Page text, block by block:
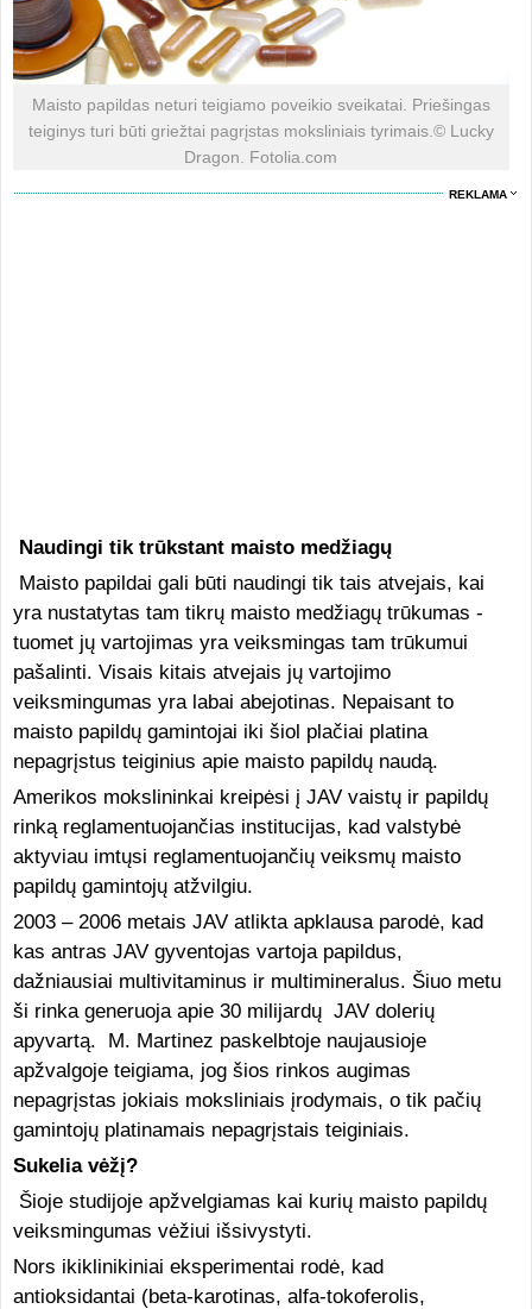
Maisto papildas neturi teigiamo poveikio sveikatai. Priešingas
teiginys turi būti griežtai pagrįstas moksliniais tyrimais.© Lucky
Dragon. Fotolia.com
REKLAMA
Naudingi tik trūkstant maisto medžiagų
Maisto papildai gali būti naudingi tik tais atvejais, kai
yra nustatytas tam tikrų maisto medžiagų trūkumas -
tuomet jų vartojimas yra veiksmingas tam trūkumui
pašalinti. Visais kitais atvejais jų vartojimo
veiksmingumas yra labai abejotinas. Nepaisant to
maisto papildų gamintojai iki šiol plačiai platina
nepagrįstus teiginius apie maisto papildų naudą.
Amerikos mokslininkai kreipėsi į JAV vaistų ir papildų
rinką reglamentuojančias institucijas, kad valstybė
aktyviau imtųsi reglamentuojančių veiksmų maisto
papildų gamintojų atžvilgiu.
2003 – 2006 metais JAV atlikta apklausa parodė, kad
kas antras JAV gyventojas vartoja papildus,
dažniausiai multivitaminus ir multimineralus. Šiuo metu
ši rinka generuoja apie 30 milijardų JAV dolerių
apyvartą. M. Martinez paskelbtoje naujausioje
apžvalgoje teigiama, jog šios rinkos augimas
nepagrįstas jokiais moksliniais įrodymais, o tik pačių
gamintojų platinamais nepagrįstais teiginiais.
Sukelia vėžį?
Šioje studijoje apžvelgiamas kai kurių maisto papildų
veiksmingumas vėžiui išsivystyti.
Nors ikiklinikiniai eksperimentai rodė, kad
antioksidantai (beta-karotinas, alfa-tokoferolis,